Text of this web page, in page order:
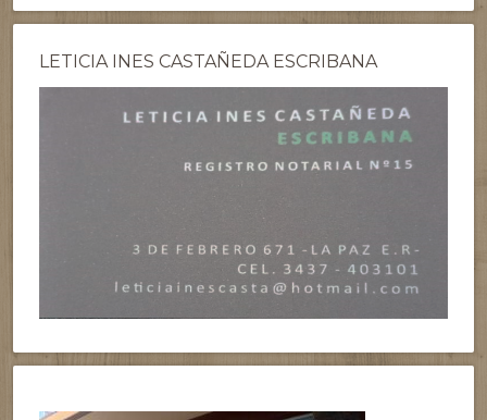
LETICIA INES CASTAÑEDA ESCRIBANA